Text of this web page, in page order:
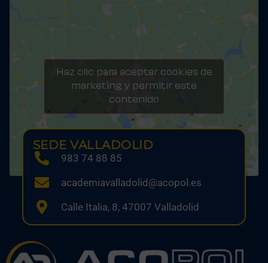
Haz clic para aceptar cookies de
marketing y permitir este
contenido
SEDE VALLADOLID
983 74 88 85
academiavalladolid@acopol.es
Calle Italia, 8, 47007 Valladolid